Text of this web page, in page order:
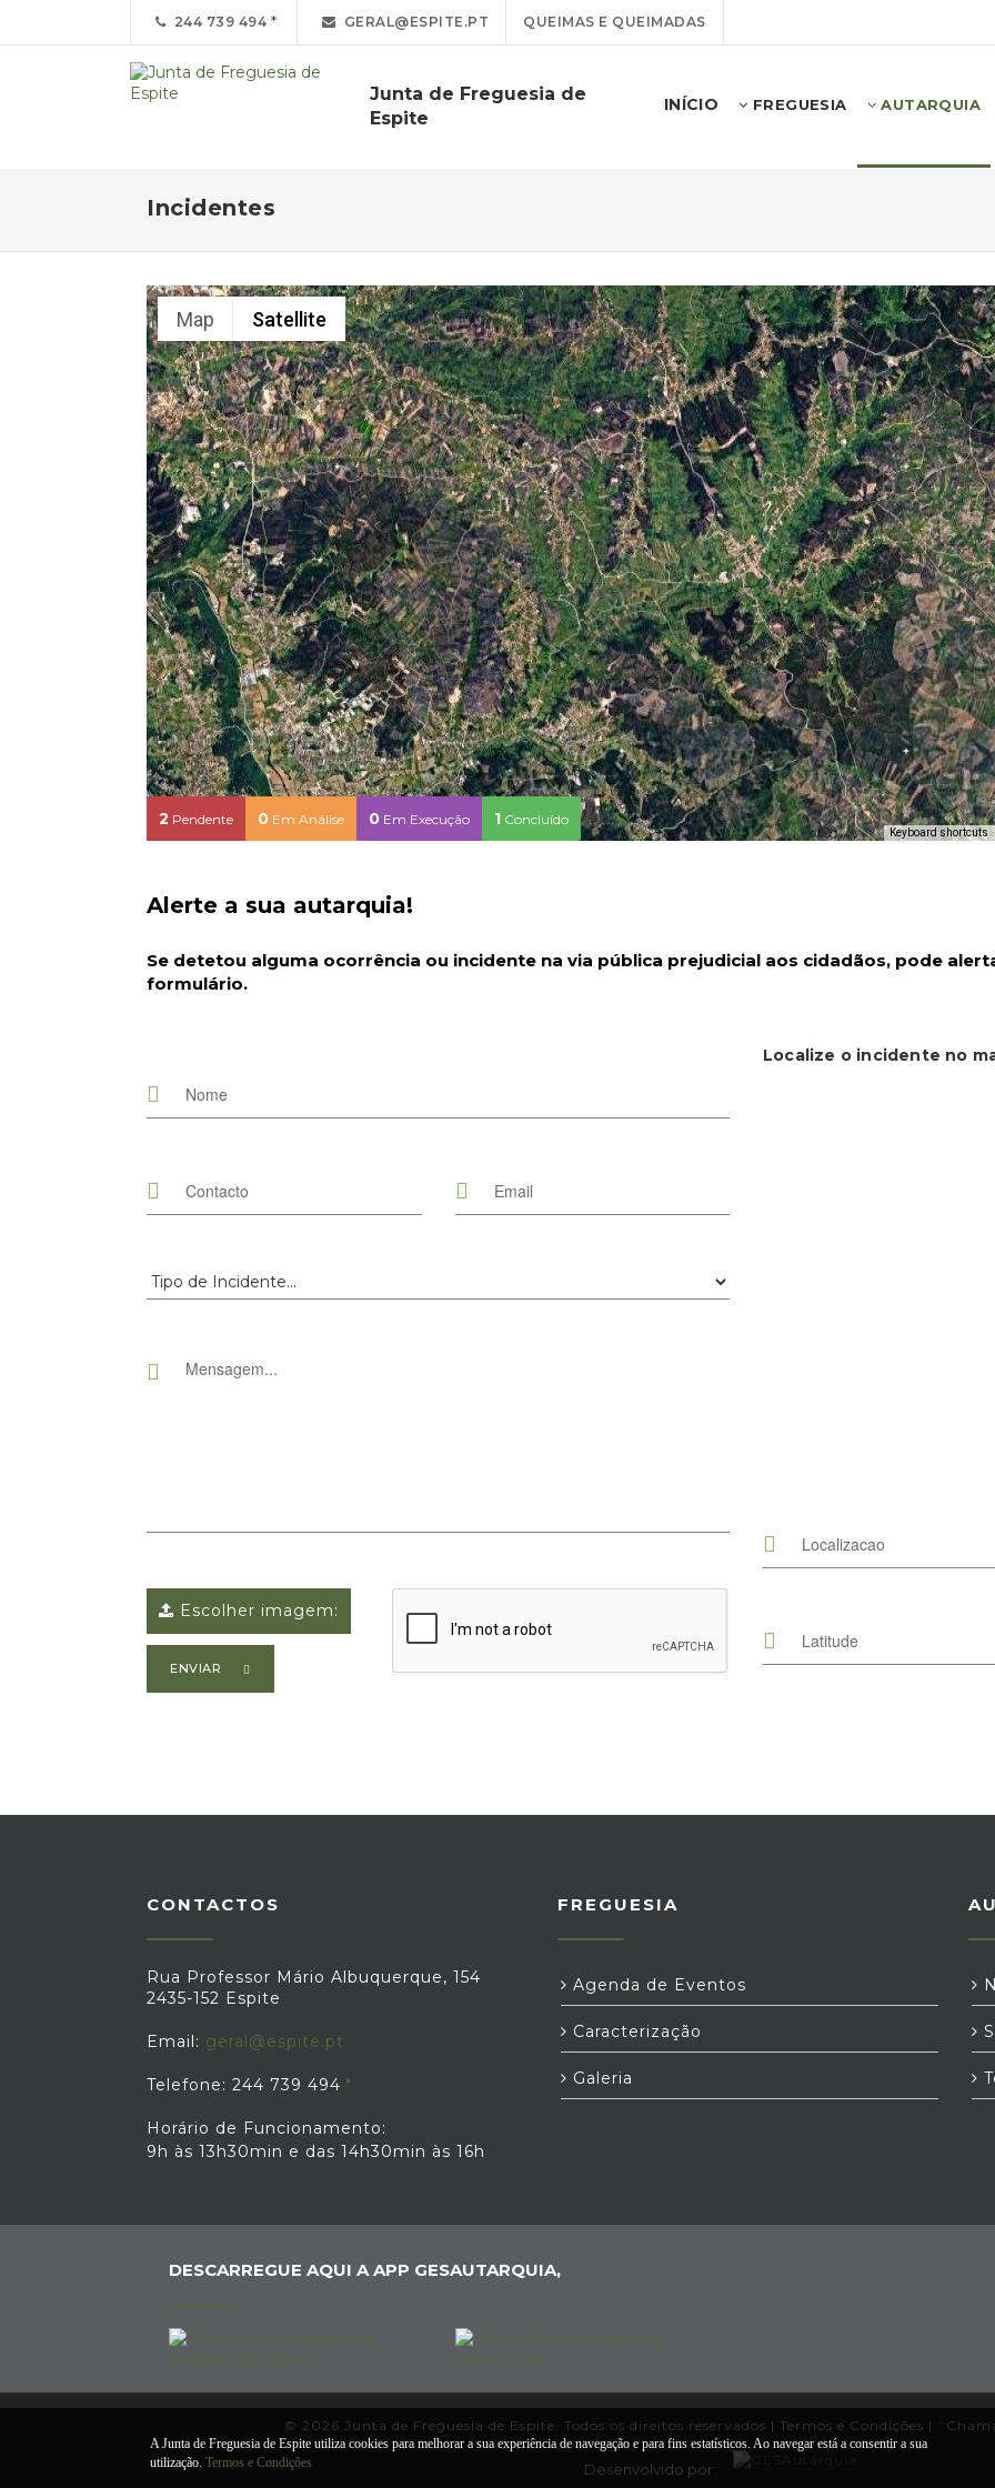
244 739 494 GERAL@ESPITE.PT QUEIMAS E QUEIMADAS
Junta de Freguesia de
Espite
INÍCIO FREGUESIA AUTARQUIA
Incidentes
Map Satellite
Keyboard shortcuts
2 Pendente 0 Em Análise 0 Em Execução 1 Concluído
Alerte a sua autarquia!
Se detetou alguma ocorrência ou incidente na via pública prejudicial aos cidadãos, pode
formulário.
Escolher imagem:
ENVIAR
Localize o incidente no
CONTACTOS
Rua Professor Mário Albuquerque, 154
2435-152 Espite
Email: geral@espite.pt
Telefone: 244 739 494
Horário de Funcionamento:
9h às 13h30min e das 14h30min às 16h
FREGUESIA
Agenda de Eventos
Caracterização
Galeria
DESCARREGUE AQUI A APP GESAUTARQUIA,
© 2026 Junta de Freguesia de Espite. Todos os direitos reservados | Termos e Condições |
Desenvolvido por:
A Junta de Freguesia de Espite utiliza cookies para melhorar a sua experiência de navegação e para fins estatísticos. Ao navegar está a consentir a sua
utilização. Termos e Condições